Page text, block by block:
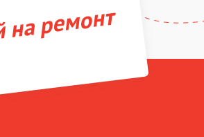
ремонт